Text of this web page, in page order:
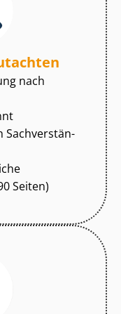
nach
Sach­ver­stän­
Seiten)